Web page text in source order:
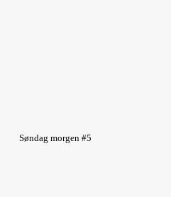
Søndag morgen #5